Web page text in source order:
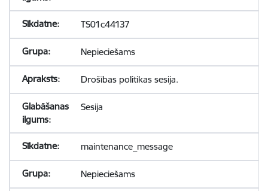
TS01c44137
Nepieciešams
Drošības politikas sesija.
Sesija
maintenance_message
Nepieciešams